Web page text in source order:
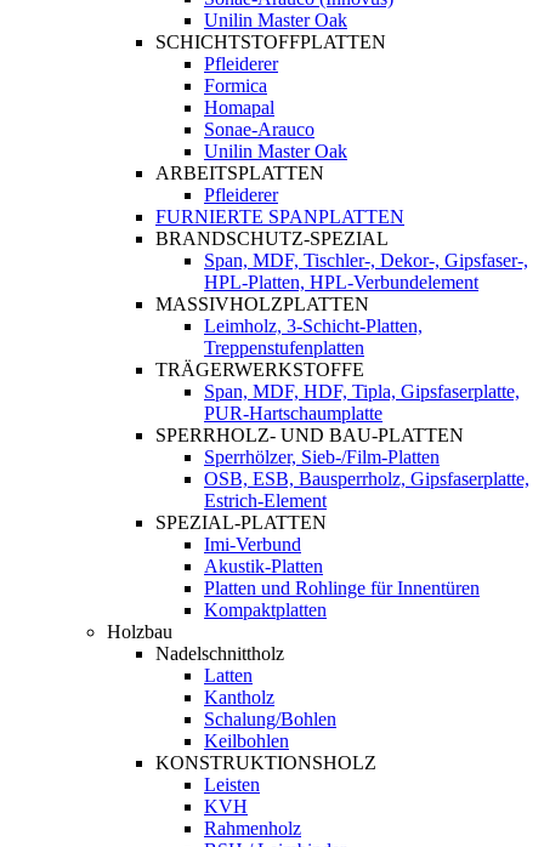
Unilin Master Oak
SCHICHTSTOFFPLATTEN
Pfleiderer
Formica
Homapal
Sonae-Arauco
Unilin Master Oak
ARBEITSPLATTEN
Pfleiderer
FURNIERTE SPANPLATTEN
BRANDSCHUTZ-SPEZIAL
Span, MDF, Tischler-, Dekor-, Gipsfaser-,
HPL-Platten, HPL-Verbundelement
MASSIVHOLZPLATTEN
Leimholz, 3-Schicht-Platten,
Treppenstufenplatten
TRÄGERWERKSTOFFE
Span, MDF, HDF, Tipla, Gipsfaserplatte,
PUR-Hartschaumplatte
SPERRHOLZ- UND BAU-PLATTEN
Sperrhölzer, Sieb-/Film-Platten
OSB, ESB, Bausperrholz, Gipsfaserplatte,
Estrich-Element
SPEZIAL-PLATTEN
Imi-Verbund
Akustik-Platten
Platten und Rohlinge für Innentüren
Kompaktplatten
Holzbau
Nadelschnittholz
Latten
Kantholz
Schalung/Bohlen
Keilbohlen
KONSTRUKTIONSHOLZ
Leisten
KVH
Rahmenholz